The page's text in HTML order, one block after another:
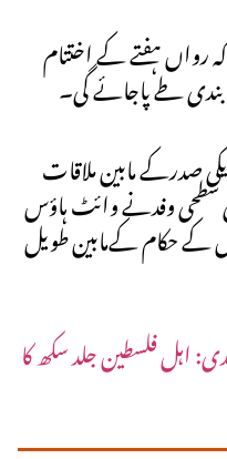
رواں ہفتے کے اختتام
طے پاجائے گی۔
صدرکے مابین ملاقات
وفدنے وائٹ ہاؤس
کے حکام کےمابین طویل
اہل فلسطین جلد سکھ کا